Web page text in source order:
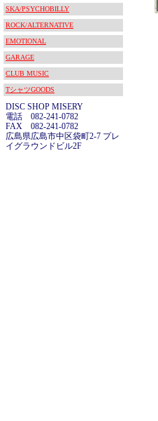
SKA/PSYCHOBILLY
ROCK/ALTERNATIVE
EMOTIONAL
GARAGE
CLUB MUSIC
TシャツGOODS
DISC SHOP MISERY
電話 082-241-0782
FAX 082-241-0782
広島県広島市中区袋町2-7 プレ
イグラウンドビル2F